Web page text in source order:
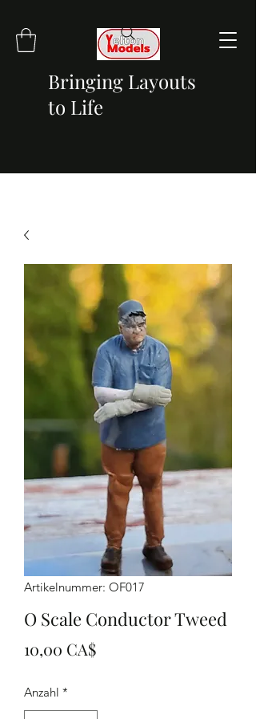
Bringing Layouts
to Life
Artikelnummer: OF017
O Scale Conductor Tweed
10,00 CA$Preis
Anzahl *